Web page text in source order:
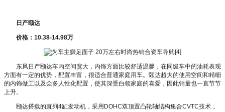
日产颐达
价格：10.38-14.98万
东风日产颐达车内空间宽大，内饰方面比较舒适温馨，在同级车中的油耗表现
方面有一定的优势，配置丰富，很适合普通家庭用车。颐达超大的使用空间和精细
的内饰做工以及众多人性化配置，使其深受白领家庭的喜爱，因此销量也一直节节
上升。
颐达搭载的直列4缸发动机，采用DOHC双顶置凸轮轴结构集合CVTC技术，